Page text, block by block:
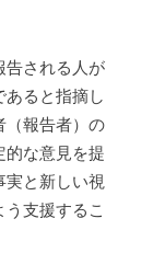
告される人が
あると指摘し
（報告者）の
的な意見を提
実と新しい視
支援するこ